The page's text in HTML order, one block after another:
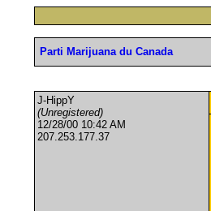
Parti Marijuana du Canada
J-HippY
(Unregistered)
12/28/00 10:42 AM
207.253.177.37